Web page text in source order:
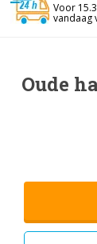
Voor
vandaag
Oude